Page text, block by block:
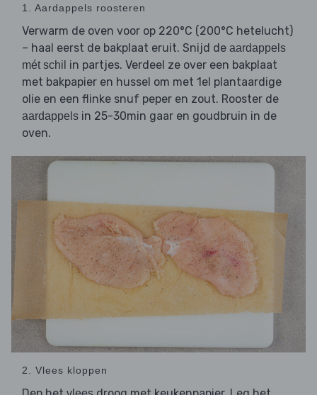
1. Aardappels roosteren
Verwarm de oven voor op 220°C (200°C hetelucht)
– haal eerst de bakplaat eruit. Snijd de aardappels
mét schil in partjes. Verdeel ze over een bakplaat
met bakpapier en hussel om met 1el plantaardige
olie en een flinke snuf peper en zout. Rooster de
aardappels in 25-30min gaar en goudbruin in de
oven.
2. Vlees kloppen